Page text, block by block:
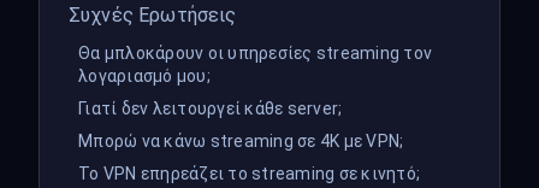
Συχνές Ερωτήσεις
Θα μπλοκάρουν οι υπηρεσίες streaming τον
λογαριασμό μου;
Γιατί δεν λειτουργεί κάθε server;
Μπορώ να κάνω streaming σε 4K με VPN;
Το VPN επηρεάζει το streaming σε κινητό;